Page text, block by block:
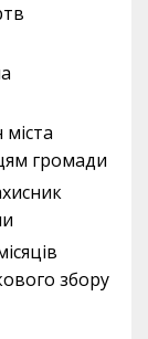
громади
збору